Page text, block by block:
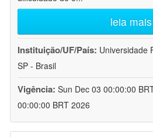
leia mais
Instituição/UF/País: Universidade
SP - Brasil
Vigência: Sun Dec 03 00:00:00
00:00:00 BRT 2026